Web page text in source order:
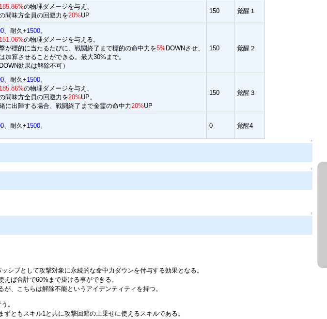
185.86%の物理ダメージを与え、
間味方全員の回避力を20%UP
150 覚醒１
、耐久+1500。
151.06%の物理ダメージを与える。
が標的に当たるたびに、戦闘終了まで標的の命中力を5% DOWNさせ、
加算させることができる。最大30%まで。
効果は解除不可）
150 覚醒２
、耐久+1500。
185.86%の物理ダメージを与え、
間味方全員の回避力を20%UP。
に出陣する場合、戦闘終了まで金霊の命中力20%UP
150 覚醒３
、耐久+1500。 0 覚醒4
↑
↑
↑
シブとして攻撃対象に永続的な命中力ダウンを付与する効果となる。
えば合計で60%まで掛ける事ができる。
が、こちらは解除不能というアイデンティティを持つ。
。
ずともスキル1と共に攻撃回避の上乗せに使えるスキルである。